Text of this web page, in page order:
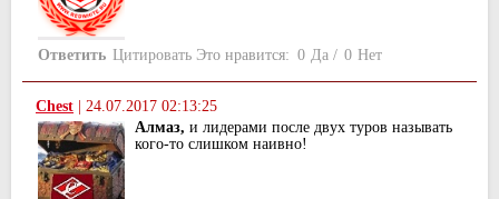
Ответить Цитировать Это нравится: 0 Да / 0 Нет
Chest
24.07.2017 02:13:25
Алмаз, и лидерами после двух туров называть
кого-то слишком наивно!